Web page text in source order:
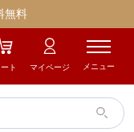
無料
ト マイページ メニュー
ス